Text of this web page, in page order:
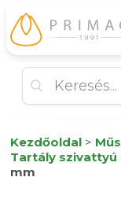
Kezdőoldal >
Tartály szivattyú
mm